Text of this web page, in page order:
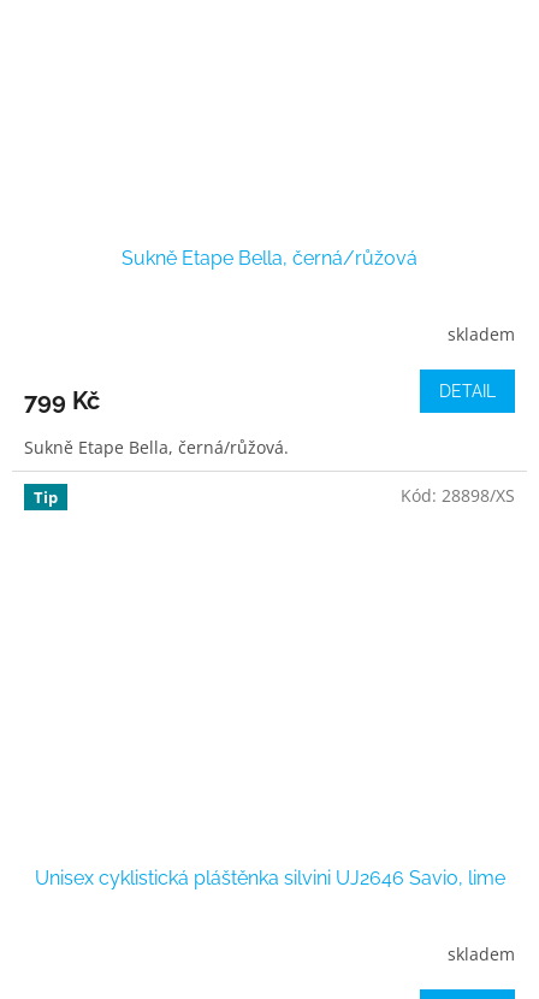
Sukně Etape Bella, černá/růžová
skladem
799 Kč DETAIL
Sukně Etape Bella, černá/růžová.
Tip
Unisex cyklistická pláštěnka silvini UJ2646 Savio, lime
skladem
Kód: 28898/XS